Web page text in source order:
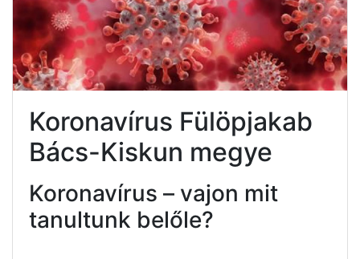
Koronavírus Fülöpjakab
Bács-Kiskun megye
Koronavírus – vajon mit
tanultunk belőle?